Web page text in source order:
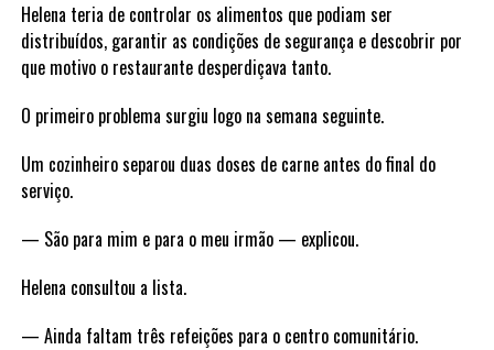
Helena teria de controlar os alimentos que podiam ser
distribuídos, garantir as condições de segurança e descobrir por
que motivo o restaurante desperdiçava tanto.
O primeiro problema surgiu logo na semana seguinte.
Um cozinheiro separou duas doses de carne antes do final do
serviço.
— São para mim e para o meu irmão — explicou.
Helena consultou a lista.
— Ainda faltam três refeições para o centro comunitário.